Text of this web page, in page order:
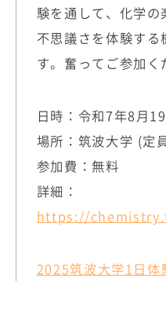
験を通して、化学の
不思議さを体験す
す。奮ってご参加く
日時：令和7年8月19
場所：筑波大学 (定
参加費：無料
詳細：
https://
2025筑波大学1日体